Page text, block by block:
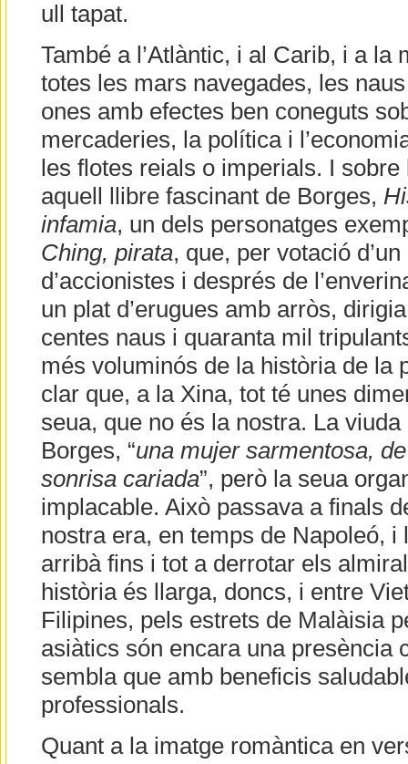
ull tapat.
També a l’Atlàntic, i al Carib, i a la
totes les mars navegades, les
ones amb efectes ben coneguts
mercaderies, la política i
les flotes reials o imperials. I
aquell llibre fascinant de Borges,
infamia, un dels personatges
Ching, pirata, que, per votació
d’accionistes i després de
un plat d’erugues amb arròs,
centes naus i quaranta mil
més voluminós de la història de la
clar que, a la Xina, tot té unes
seua, que no és la nostra. La
Borges, “una mujer sarmentosa,
sonrisa cariada”, però la seua
implacable. Això passava a finals
nostra era, en temps de Napoleó, i
arribà fins i tot a derrotar els
història és llarga, doncs, i entre
Filipines, pels estrets de Malàisia
asiàtics són encara una presència
sembla que amb beneficis
professionals.
Quant a la imatge romàntica en